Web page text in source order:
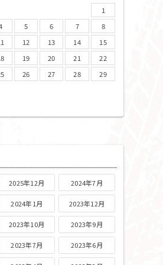
1
5 6 7
8
12 13 14
15
19 20 21
22
26 27 28
29
2025年12月 2024年7月
2024年1月 2023年12月
2023年10月 2023年9月
2023年7月 2023年6月